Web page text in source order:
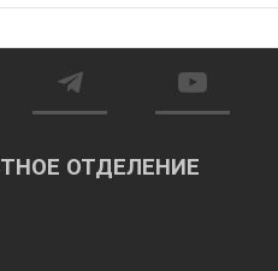
ОТДЕЛЕНИЕ